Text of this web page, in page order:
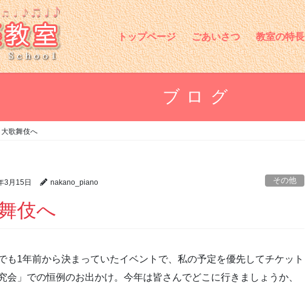
トップページ ごあいさつ 教室の特長
ブログ
歌舞伎へ
3月15日 nakano_piano その他
伎へ
も1年前から決まっていたイベントで、私の予定を優先してチケット
会」での恒例のお出かけ。今年は皆さんでどこに行きましょうか、